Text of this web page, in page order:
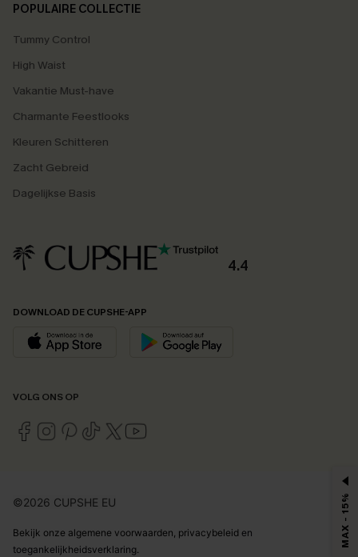
POPULAIRE COLLECTIE
Tummy Control
High Waist
Vakantie Must-have
Charmante Feestlooks
Kleuren Schitteren
Zacht Gebreid
Dagelijkse Basis
4.4
DOWNLOAD DE CUPSHE-APP
VOLG ONS OP
©2026 CUPSHE EU
Bekijk onze algemene voorwaarden privacybeleid en
toegankelijkheidsverklaring
MAX - 15%